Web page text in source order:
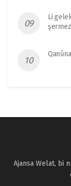
Li
Ajansa Welat, bi